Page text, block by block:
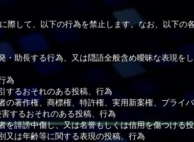
際して、以下の⾏為を禁⽌します。なお、以下の
・助⻑する⾏為、⼜は隠語全般含め曖昧な表現を
為
するおそれのある投稿、⾏為
の著作権、商標権、特許権、実⽤新案権、プライ
するおそれのある投稿、⾏為
を誹謗中傷し、⼜は名誉もしくは信⽤を傷つける
⼜は年齢等に関する表現の投稿、⾏為